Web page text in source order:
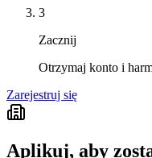
3
Zacznij
Otrzymaj konto i
Zarejestruj się
Aplikuj, aby